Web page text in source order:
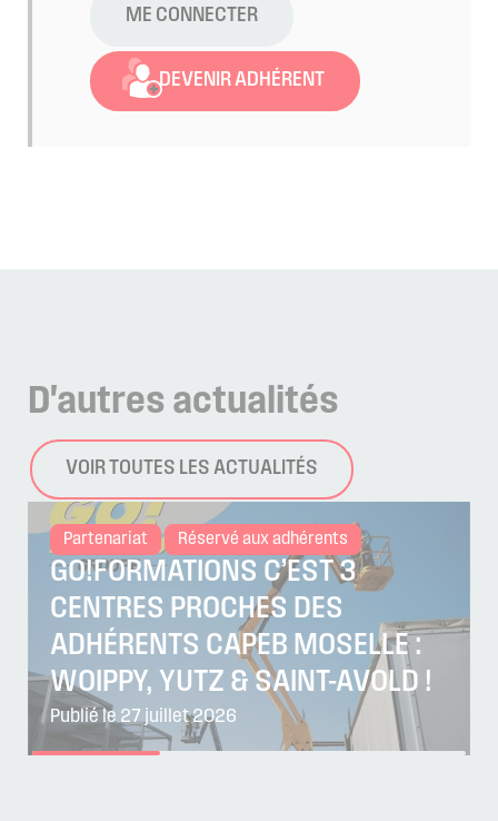
ME CONNECTER
DEVENIR ADHÉRENT
D'autres actualités
VOIR TOUTES LES ACTUALITÉS
Partenariat Réservé aux adhérents
GO!FORMATIONS C’EST 3
CENTRES PROCHES DES
ADHÉRENTS CAPEB MOSELLE :
WOIPPY, YUTZ & SAINT-AVOLD !
Publié le 27 juillet 2026